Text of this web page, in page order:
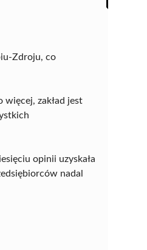
Zdroju, co
zakład jest
opinii uzyskała
nadal